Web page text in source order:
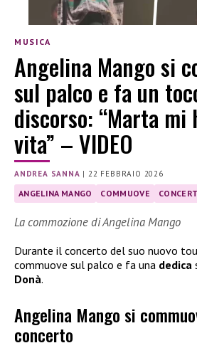
MUSICA
Angelina Mango si
sul palco e fa un
discorso: “Marta mi
vita” – VIDEO
ANDREA SANNA | 22 FEBBRAIO 2026
ANGELINA MANGO COMMUOVE
La commozione di Angelina Mango
Durante il concerto del suo nuovo
commuove sul palco e fa una dedica
Donà.
Angelina Mango si
concerto